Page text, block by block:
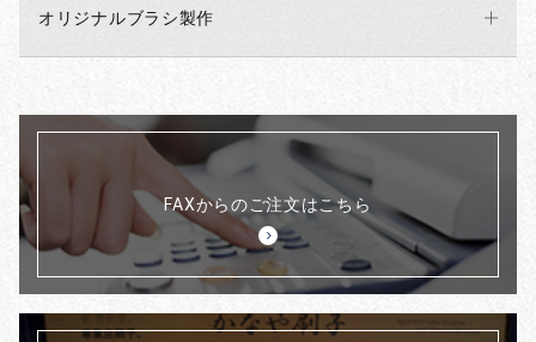
オリジナルブラシ製作
FAXからのご注文はこちら